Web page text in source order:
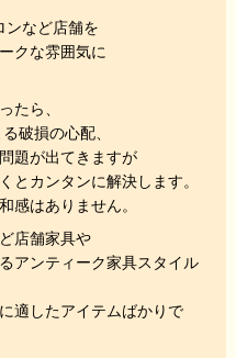
ンなど店舗を
クな雰囲気に
たら、
破損の心配、
題が出てきますが
と カンタンに解決します。
感はありません。
店舗家具や
アンティーク家具スタイル
適したアイテムばかりで